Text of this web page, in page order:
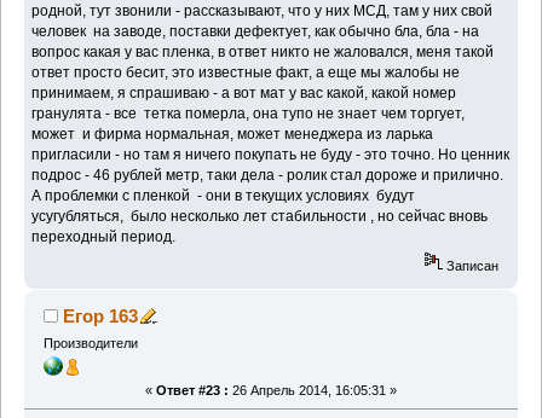
родной, тут звонили - рассказывают, что у них МСД, там у них свой
человек на заводе, поставки дефектует, как обычно бла, бла - на
вопрос какая у вас пленка, в ответ никто не жаловался, меня такой
ответ просто бесит, это известные факт, а еще мы жалобы не
принимаем, я спрашиваю - а вот мат у вас какой, какой номер
гранулята - все тетка померла, она тупо не знает чем торгует,
может и фирма нормальная, может менеджера из ларька
пригласили - но там я ничего покупать не буду - это точно. Но ценник
подрос - 46 рублей метр, таки дела - ролик стал дороже и прилично.
А проблемки с пленкой - они в текущих условиях будут
усугубляться, было несколько лет стабильности , но сейчас вновь
переходный период.
Записан
Егор 163
Производители
« Ответ #23 : 26 Апрель 2014, 16:05:31 »